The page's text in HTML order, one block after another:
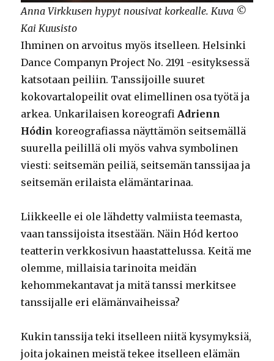
Anna Virkkusen hypyt nousivat korkealle. Kuva ©
Kai Kuusisto
Ihminen on arvoitus myös itselleen. Helsinki
Dance Companyn Project No. 2191 -esityksessä
katsotaan peiliin. Tanssijoille suuret
kokovartalopeilit ovat elimellinen osa työtä ja
arkea. Unkarilaisen koreografiAdrienn
Hódin koreografiassa näyttämön seitsemällä
suurella peilillä oli myös vahva symbolinen
viesti: seitsemän peiliä, seitsemän tanssijaa ja
seitsemän erilaista elämäntarinaa.
Liikkeelle ei ole lähdetty valmiista teemasta,
vaan tanssijoista itsestään. Näin Hód kertoo
teatterin verkkosivun haastattelussa. Keitä me
olemme, millaisia tarinoita meidän
kehommekantavat ja mitä tanssi merkitsee
tanssijalle eri elämänvaiheissa?
Kukin tanssija teki itselleen niitä kysymyksiä,
joita jokainen meistä tekee itselleen elämän